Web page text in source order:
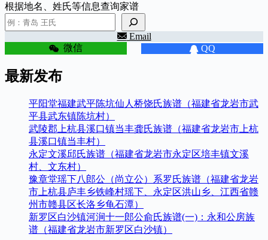
根据地名、姓氏等信息查询家谱
Email
微信 QQ
最新发布
平阳堂福建武平陈坑仙人桥饶氏族谱（福建省龙岩市武
平县武东镇陈坑村）
武陵郡上杭县溪口镇当丰龚氏族谱（福建省龙岩市上杭
县溪口镇当丰村）
永定文溪邱氏族谱（福建省龙岩市永定区培丰镇文溪
村、文东村）
豫章堂瑶下八郎公（尚立公）系罗氏族谱（福建省龙岩
市上杭县庐丰乡铁峰村瑶下、永定区洪山乡、江西省赣
州市赣县区长洛乡龟石潭）
新罗区白沙镇河涧十一郎公俞氏族谱(一)：永和公房族
谱（福建省龙岩市新罗区白沙镇）